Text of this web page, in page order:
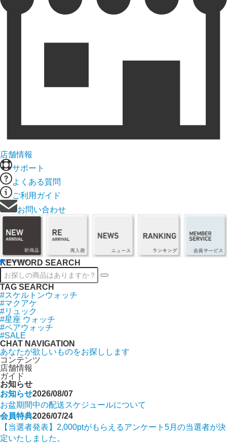
店舗情報
サポート
よくある質問
ご利用ガイド
お問い合わせ
KEYWORD SEARCH
TAG SEARCH
#スケルトンウォッチ
#マクアケ
#リュック
#星座 ウォッチ
#ペアウォッチ
#SALE
CHAT NAVIGATION
あなたが欲しいものをお探しします
コンテンツ
店舗情報
ガイド
お知らせ
お知らせ2026/08/07
お盆期間中の配送スケジュールについて
会員特典2026/07/24
【当選者発表】2,000ptがもらえるアンケート5月の当選者が決
定いたしました。